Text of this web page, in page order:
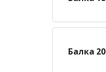
Балка 20